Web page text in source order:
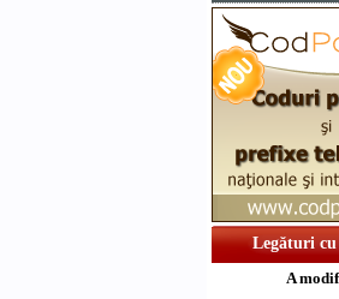
Legături cu
A